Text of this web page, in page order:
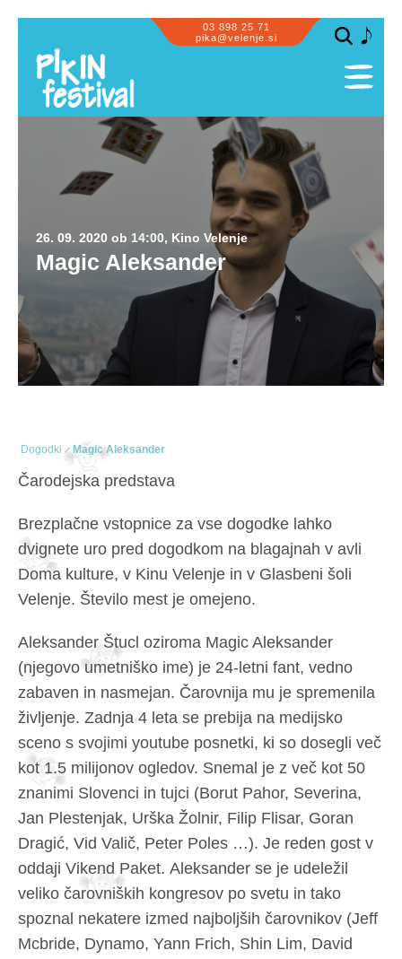
03 898 25 71
pika@velenje.si
SPLOŠNO
PROGRAM
PRIZORIŠČA
SODELUJEMO
OBISK SKUPIN
ZA PIKE IN GUSARJE
INFORMACIJE
GALERIJA
PIKASTE NOVIČKE
26. 09. 2020 ob 14:00, Kino Velenje
Magic Aleksander
Dogodki Magic Aleksander
Čarodejska predstava
Brezplačne vstopnice za vse dogodke lahko
dvignete uro pred dogodkom na blagajnah v avli
Doma kulture, v Kinu Velenje in v Glasbeni šoli
Velenje. Število mest je omejeno.
Aleksander Štucl oziroma Magic Aleksander
(njegovo umetniško ime) je 24-letni fant, vedno
zabaven in nasmejan. Čarovnija mu je spremenila
življenje. Zadnja 4 leta se prebija na medijsko
sceno s svojimi youtube posnetki, ki so dosegli več
kot 1.5 milijonov ogledov. Snemal je z več kot 50
znanimi Slovenci in tujci (Borut Pahor, Severina,
Jan Plestenjak, Urška Žolnir, Filip Flisar, Goran
Dragić, Vid Valič, Peter Poles …). Je reden gost v
oddaji Vikend Paket. Aleksander se je udeležil
veliko čarovniških kongresov po svetu in tako
spoznal nekatere izmed najboljših čarovnikov (Jeff
Mcbride, Dynamo, Yann Frich, Shin Lim, David